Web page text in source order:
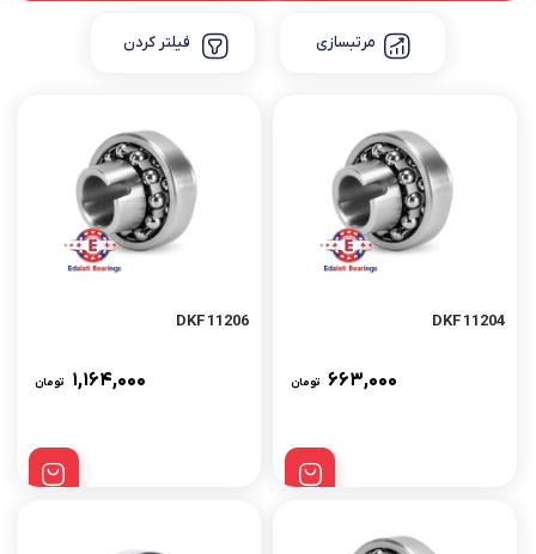
مرتبسازی فیلتر کردن
11204 DKF
۶۶۳,۰۰۰ تومان
11206 DKF
۱,۱۶۴,۰۰۰ تومان